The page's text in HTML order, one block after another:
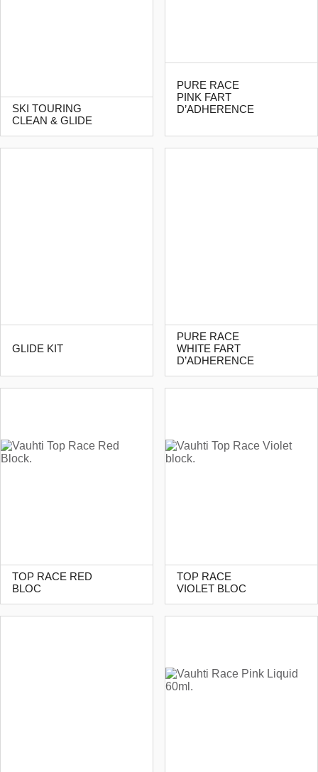
SKI TOURING
CLEAN & GLIDE
PURE RACE
PINK FART
D’ADHERENCE
GLIDE KIT
PURE RACE
WHITE FART
D’ADHERENCE
TOP RACE RED
BLOC
TOP RACE
VIOLET BLOC